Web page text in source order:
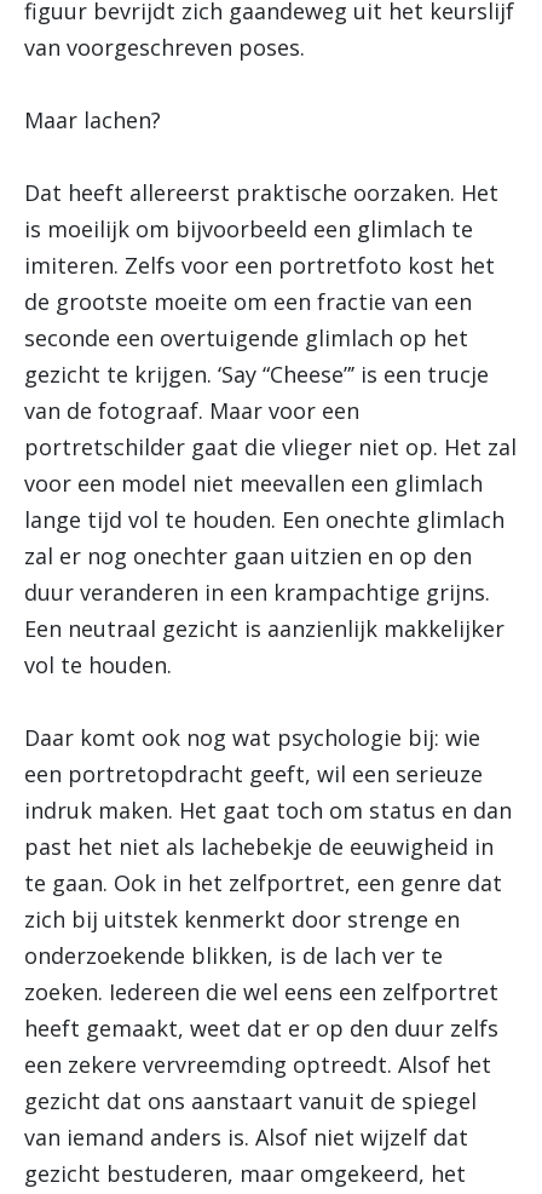
figuur bevrijdt zich gaandeweg uit het keurslijf
van voorgeschreven poses.
Maar lachen?
Dat heeft allereerst praktische oorzaken. Het
is moeilijk om bijvoorbeeld een glimlach te
imiteren. Zelfs voor een portretfoto kost het
de grootste moeite om een fractie van een
seconde een overtuigende glimlach op het
gezicht te krijgen. ‘Say “Cheese”’ is een trucje
van de fotograaf. Maar voor een
portretschilder gaat die vlieger niet op. Het zal
voor een model niet meevallen een glimlach
lange tijd vol te houden. Een onechte glimlach
zal er nog onechter gaan uitzien en op den
duur veranderen in een krampachtige grijns.
Een neutraal gezicht is aanzienlijk makkelijker
vol te houden.
Daar komt ook nog wat psychologie bij: wie
een portretopdracht geeft, wil een serieuze
indruk maken. Het gaat toch om status en dan
past het niet als lachebekje de eeuwigheid in
te gaan. Ook in het zelfportret, een genre dat
zich bij uitstek kenmerkt door strenge en
onderzoekende blikken, is de lach ver te
zoeken. Iedereen die wel eens een zelfportret
heeft gemaakt, weet dat er op den duur zelfs
een zekere vervreemding optreedt. Alsof het
gezicht dat ons aanstaart vanuit de spiegel
van iemand anders is. Alsof niet wijzelf dat
gezicht bestuderen, maar omgekeerd, het